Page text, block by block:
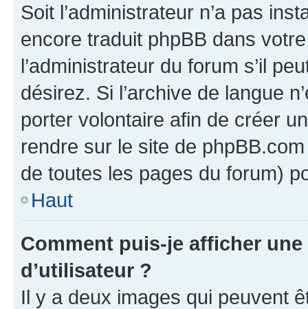
Soit l’administrateur n’a pas
encore traduit phpBB dans
l’administrateur du forum s’il
désirez. Si l’archive de langue
porter volontaire afin de créer
rendre sur le site de
de toutes les pages du forum)
Haut
Comment puis-je afficher
d’utilisateur ?
Il y a deux images qui peuvent